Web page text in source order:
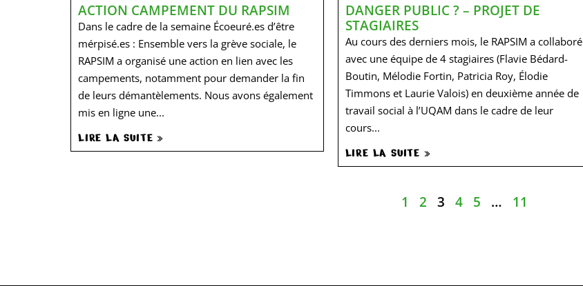
ACTION CAMPEMENT DU RAPSIM
Dans le cadre de la semaine Écoeuré.es d’être
mérpisé.es : Ensemble vers la grève sociale, le
RAPSIM a organisé une action en lien avec les
campements, notamment pour demander la fin
de leurs démantèlements. Nous avons également
mis en ligne une...
LIRE LA SUITE »
DANGER PUBLIC ? – PROJET DE
STAGIAIRES
Au cours des derniers mois, le RAPSIM a collaboré
avec une équipe de 4 stagiaires (Flavie Bédard-
Boutin, Mélodie Fortin, Patricia Roy, Élodie
Timmons et Laurie Valois) en deuxième année de
travail social à l’UQAM dans le cadre de leur
cours...
LIRE LA SUITE »
1 2 3 4 5 … 11